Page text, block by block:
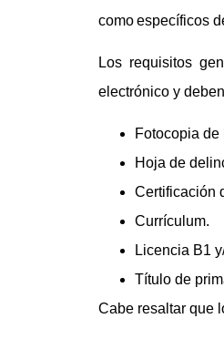
como específicos
Los requisitos
electrónico y
Fotocopia
Hoja de
Certificación
Currículum.
Licencia B1
Título de
​Cabe resaltar que